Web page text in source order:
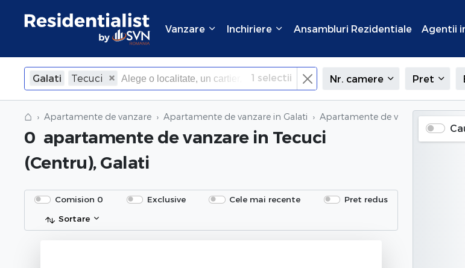
Vanzare Inchiriere Ansambluri Rezidentiale Agentii
Galati Tecuci
×Inchide
1 selectii Nr. camere Pret
⌂ Apartamente de vanzare Apartamente de vanzare in Galati Apartamente de vanzare in
0 apartamente de vanzare in Tecuci
(Centru), Galati
Comision 0 Exclusive Cele mai recente
Pret redus
Sortare